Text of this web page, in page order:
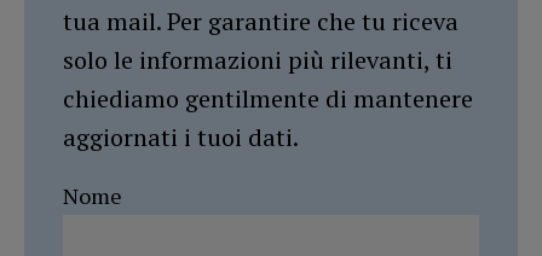
tua mail. Per garantire che tu riceva
solo le informazioni più rilevanti, ti
chiediamo gentilmente di mantenere
aggiornati i tuoi dati.
Nome